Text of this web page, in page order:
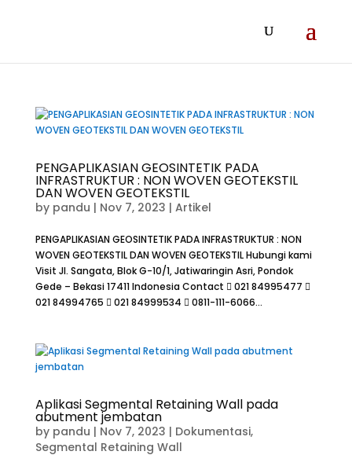
PENGAPLIKASIAN GEOSINTETIK PADA
INFRASTRUKTUR : NON WOVEN GEOTEKSTIL
DAN WOVEN GEOTEKSTIL
by pandu | Nov 7, 2023 | Artikel
PENGAPLIKASIAN GEOSINTETIK PADA INFRASTRUKTUR : NON
WOVEN GEOTEKSTIL DAN WOVEN GEOTEKSTIL Hubungi kami
Visit Jl. Sangata, Blok G-10/1, Jatiwaringin Asri, Pondok
Gede – Bekasi 17411 Indonesia Contact  021 84995477 
021 84994765  021 84999534  0811-111-6066...
Aplikasi Segmental Retaining Wall pada
abutment jembatan
by pandu | Nov 7, 2023 | Dokumentasi,
Segmental Retaining Wall